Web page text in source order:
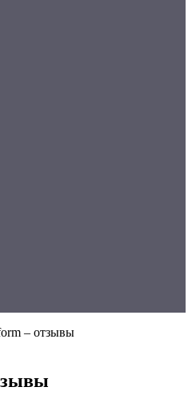
– отзывы